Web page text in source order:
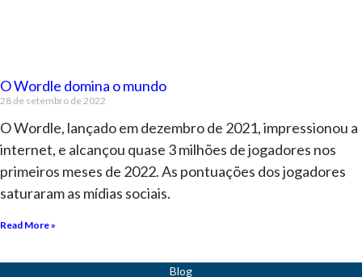
O Wordle domina o mundo
28 de setembro de 2022
O Wordle, lançado em dezembro de 2021, impressionou a
internet, e alcançou quase 3 milhões de jogadores nos
primeiros meses de 2022. As pontuações dos jogadores
saturaram as mídias sociais.
Read More »